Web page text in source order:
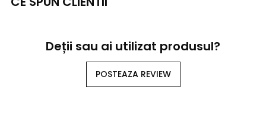
Deții sau ai utilizat produsul?
POSTEAZA REVIEW